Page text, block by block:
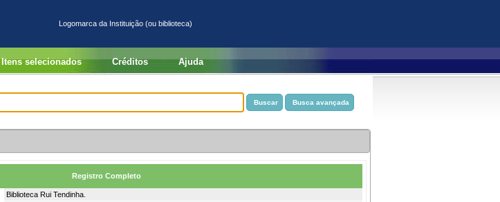
Logomarca da Instituição (ou biblioteca)
Itens selecionados Créditos Ajuda
Registro Completo
Biblioteca Rui Tendinha.